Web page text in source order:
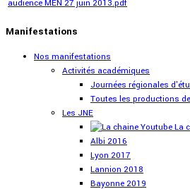
audience MEN 27 juin 2013.pdf
Manifestations
Nos manifestations
Activités académiques
Journées régionales
Toutes les productions
Les JNE
La
Albi 2016
Lyon 2017
Lannion 2018
Bayonne 2019